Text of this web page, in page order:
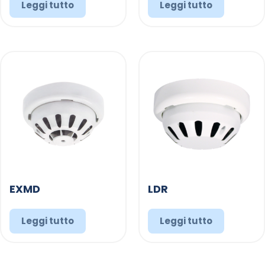
Leggi tutto Leggi tutto
EXMD
Leggi tutto
LDR
Leggi tutto